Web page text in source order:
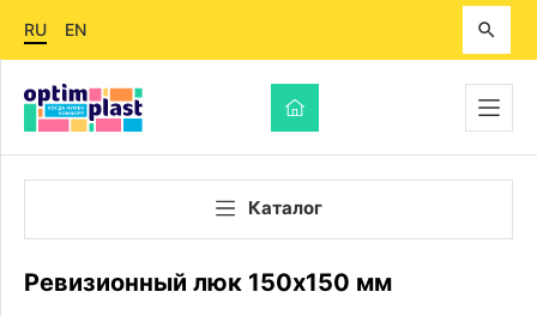
RU EN
Каталог
Ревизионный люк 150х150 мм